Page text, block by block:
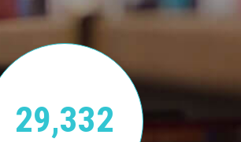
29,332